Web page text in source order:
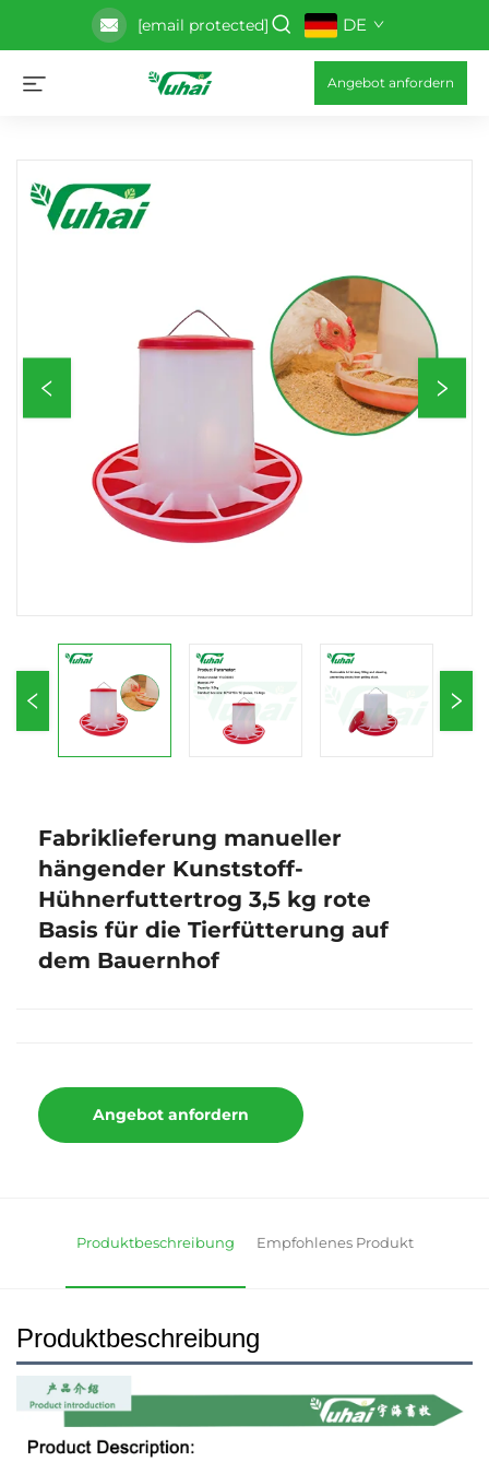
[email protected] DE
Angebot anfordern
Fabriklieferung manueller
hängender Kunststoff-
Hühnerfuttertrog 3,5 kg rote
Basis für die Tierfütterung auf
dem Bauernhof
Angebot anfordern
Produktbeschreibung Empfohlenes Produkt
Produktbeschreibung